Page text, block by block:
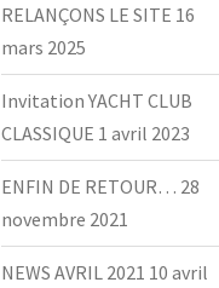
RELANÇONS LE SITE 16
mars 2025
Invitation YACHT CLUB
CLASSIQUE 1 avril 2023
ENFIN DE RETOUR… 28
novembre 2021
NEWS AVRIL 2021 10 avril